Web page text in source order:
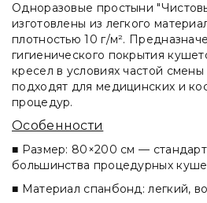
Одноразовые простыни
изготовлены из легкого
плотностью 10 г/м².
гигиенического покрытия
кресел в условиях частой
подходят для медицинских и
процедур.
Особенности
■ Размер: 80×200 см —
большинства процедурных
■ Материал спанбонд: легкий,